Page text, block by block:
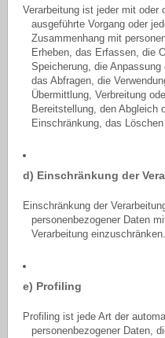
Verarbeitung ist jeder mit oder
ausgeführte Vorgang oder
Zusammenhang mit
Erheben, das Erfassen, die
Speicherung, die
das Abfragen, die
Übermittlung, Verbreitung
Bereitstellung, den Abgleich
Einschränkung, das
d) Einschränkung der
Einschränkung der
personenbezogener Daten
Verarbeitung einzuschränken.
e) Profiling
Profiling ist jede Art der
personenbezogener Daten,